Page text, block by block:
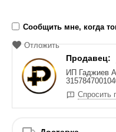
Сообщить мне, когда
Отложить
Продавец:
ИП Гаджиев
Спросить